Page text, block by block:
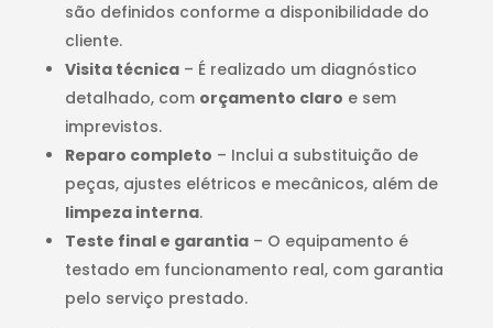
são definidos conforme a disponibilidade do
cliente.
Visita técnica– É realizado um diagnóstico
detalhado, com orçamento claro e sem
imprevistos.
Reparo completo – Inclui a substituição de
peças, ajustes elétricos e mecânicos, além de
limpeza interna.
Teste final e garantia– O equipamento é
testado em funcionamento real, com garantia
pelo serviço prestado.